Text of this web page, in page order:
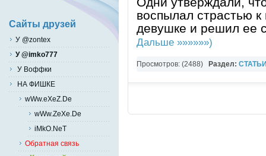
воспылал страстью
девушке и решил ее
Дальше »»»»»»)
Просмотров: (2488) Раздел:
Сайты друзей
У @zontex
У @imko777
У Воффки
НА ФИШКЕ
wWw.eXeZ.De
wWw.ZeXe.De
iMkO.NeT
Обратная связь